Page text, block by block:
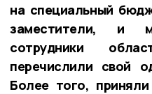
на специальный
заместители, и
сотрудники
перечислили свой
Более того,